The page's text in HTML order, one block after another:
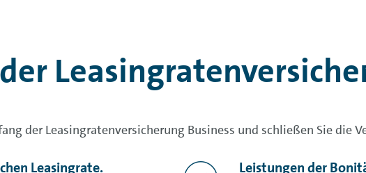
der Leasingratenversicherung Business und schließen Sie die
Leasingrate. Leistungen der